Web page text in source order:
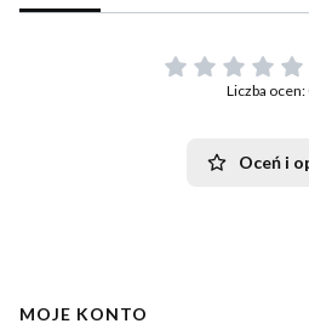
Liczba ocen:
Oceń i
Linki w stopce
MOJE KONTO